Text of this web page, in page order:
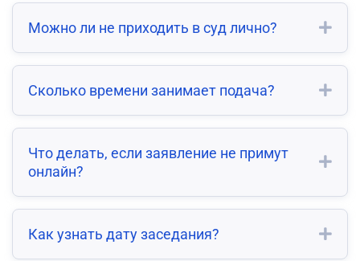
Можно ли не приходить в суд лично?
Сколько времени занимает подача?
Что делать, если заявление не примут
онлайн?
Как узнать дату заседания?